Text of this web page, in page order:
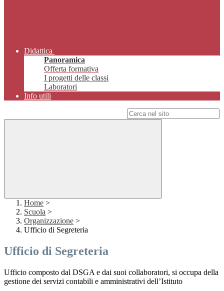
Didattica
Panoramica
Offerta formativa
I progetti delle classi
Laboratori
Info utili
Home >
Scuola >
Organizzazione >
Ufficio di Segreteria
Ufficio di Segreteria
Ufficio composto dal DSGA e dai suoi collaboratori, si occupa della
gestione dei servizi contabili e amministrativi dell’Istituto